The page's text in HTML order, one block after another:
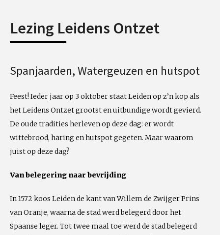
Lezing Leidens Ontzet
Spanjaarden, Watergeuzen en hutspot
Feest! Ieder jaar op 3 oktober staat Leiden op z’n kop als
het Leidens Ontzet grootst en uitbundige wordt gevierd.
De oude tradities herleven op deze dag: er wordt
wittebrood, haring en hutspot gegeten. Maar waarom
juist op deze dag?
Van belegering naar bevrijding
In 1572 koos Leiden de kant van Willem de Zwijger Prins
van Oranje, waarna de stad werd belegerd door het
Spaanse leger. Tot twee maal toe werd de stad belegerd